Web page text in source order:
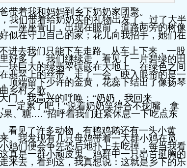
带着我和妈妈到乡下奶奶家团聚。
我们带着给奶奶买的礼物出发了。过了大半
一座座青山，出现在眼前，道路两旁的树像
似在守卫自己的家；花儿向我招手，她们在
进去我们只能下车走路。从车上下来，一股
好多了。我们继续走，看见了一片碧绿的田
块巨大的绿翡翠镶嵌在大地上。在绿色之间
翡翠上的丝带。走了一会，映入眼帘的是一
顶端留下少许的金黄，花蕊下结出了像扬琴
乡村之歌。
门，我高兴的呼唤： “奶奶，我回来
一定累了吧！”说着奶奶笑得合不拢嘴，拿
果、糖.…”招呼着我们赶紧休息一下吃点东
看见了许多动物，有鸭鸡鹅还有一头小黄
。我发现有几只母鸡带着一大群小鸡在觅
鸡们便会争先恐后地扑上去吃掉，每当我看
真是一群小顽皮鬼。鸡群中一只昂首挺胸的
来去，看到这，我真想说：这就是乡下的乐